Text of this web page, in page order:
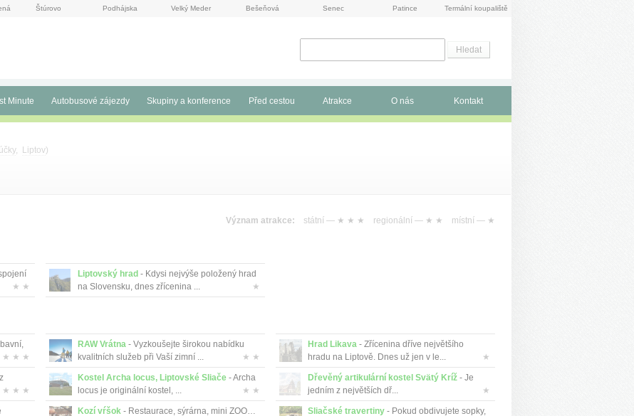
Štúrovo Podhájska Velký Meder Bešeňová Senec Patince Termální koupaliště
Minute Autobusové zájezdy Skupiny a konference Před cestou Atrakce O nás Kontakt
, Liptov)
Význam atrakce: státní — ★ ★ ★ regionální — ★ ★ místní — ★
★ ★
Liptovský hrad - Kdysi nejvýše položený hrad
na Slovensku, dnes zřícenina ...
★
★ ★ ★
★ ★ ★
RAW Vrátna- Vyzkoušejte širokou nabídku
kvalitních služeb při Vaší zimní ...
★ ★
Kostel Archa locus, Liptovské Sliače- Archa
locus je originální kostel, ...
★ ★
Kozí vŕšok- Restaurace, sýrárna, mini ZOO…
Hrad Likava- Zřícenina dříve největšího
hradu na Liptově. Dnes už jen v le...
★
Dřevěný artikulární kostel Svätý Kríž- Je
jedním z největších dř...
★
Sliačské travertiny- Pokud obdivujete sopky,